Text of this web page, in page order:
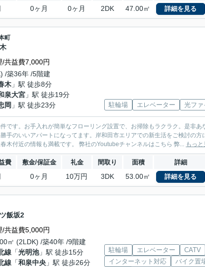
0ヶ月 0ヶ月 2DK 47.00㎡ 詳細を見る
町
/共益費7,000円
/築36年 /5階建
木 」駅 徒歩8分
泉大宮 」駅 徒歩19分
岡 」駅 徒歩23分 駐輪場 エレベーター 光ファ
です。お手入れが簡単なフローリング設置で、お掃除もラクラク。是非あ
手のいいアパートになってます。岸和田市エリアでの新生活をご検討の方
当社のスタッフが全力でサポート致します。南海本線春木付近の情報も満載です。 弊社のYoutubeチャンネルはこちら 弊... もっと
費 敷金/保証金 礼金 間取り 面積 詳細
0ヶ月 10万円 3DK 53.00㎡ 詳細を見る
飯坂2
/共益費5,000円
㎡ (2LDK) /築40年 /9階建
線 「光明池」駅 徒歩15分
線 「和泉中央 」駅 徒歩26分
駐輪場 エレベーター
CATV
インターネット対応
バイク置